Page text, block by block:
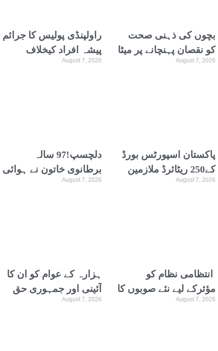
راولپنڈی پولیس کا جرائم
پیشہ افراد کیخلاف
کریک ڈاؤن، دو مختلف
August 7, 2026
بچوں کی ذہنی صحت
کو نقصان پہنچانے پر میٹا
پر 57 کروڑ ڈالرز کاAugust 7, 2026
دلچسپ!97 سالہ
برطانوی خاتون نے ہوائی
جہاز کے پروں پر ’واک‘
August 7, 2026
پاکستان اسپورٹس بورڈ
کے250 ریٹائرڈ ملازمین
دو ماہ سے پنشن سے
August 7, 2026
ہزارہ کے عوام کو ان کا
آئینی اور جمہوری حق
دیا جائے، سردار گوہر
August 7, 2026
انتظامی نظام کو
مؤثرکے لیے نئے صوبوں کا
قیام وقت کی اہم
August 7, 2026